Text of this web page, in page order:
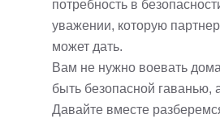
потребность в
уважении, которую
может дать.
Вам не нужно воевать
быть безопасной гаванью,
Давайте вместе